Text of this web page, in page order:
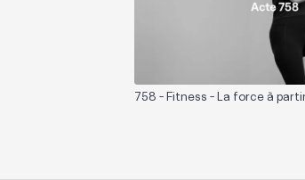
758 - Fitness - La force à